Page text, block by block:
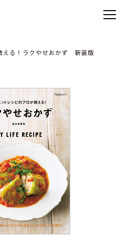
える！ラクやせおかず 新装版